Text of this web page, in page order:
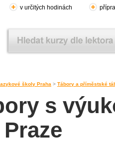
v určitých hodinách
školy Praha > Tábory a příměstské
s